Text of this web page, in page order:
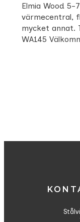
Elmia Wood 5-
värmecentral,
mycket annat.
WA145